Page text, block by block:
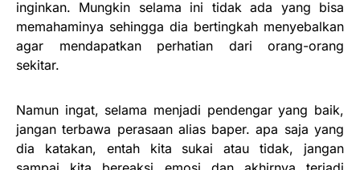
inginkan. Mungkin selama ini tidak ada yang bisa
memahaminya sehingga dia bertingkah menyebalkan
agar mendapatkan perhatian dari orang-orang
sekitar.
Namun ingat, selama menjadi pendengar yang baik,
jangan terbawa perasaan alias baper. apa saja yang
dia katakan, entah kita sukai atau tidak, jangan